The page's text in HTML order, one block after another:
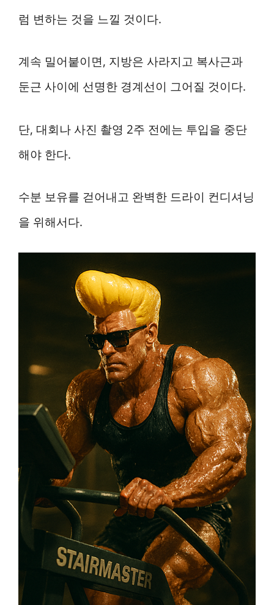
럼 변하는 것을 느낄 것이다.
계속 밀어붙이면, 지방은 사라지고 복사근과
둔근 사이에 선명한 경계선이 그어질 것이다.
단, 대회나 사진 촬영 2주 전에는 투입을 중단
해야 한다.
수분 보유를 걷어내고 완벽한 드라이 컨디셔닝
을 위해서다.